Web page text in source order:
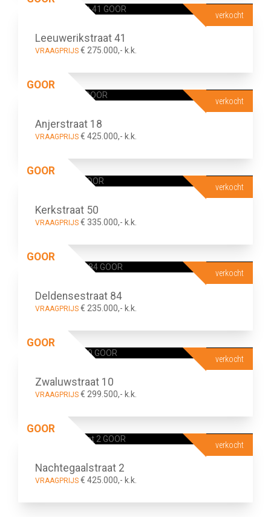
verkocht
Leeuwerikstraat 41
VRAAGPRIJS € 275.000,- k.k.
verkocht
GOOR
Anjerstraat 18
VRAAGPRIJS € 425.000,- k.k.
verkocht
GOOR
Kerkstraat 50
VRAAGPRIJS € 335.000,- k.k.
verkocht
GOOR
Deldensestraat 84
VRAAGPRIJS € 235.000,- k.k.
verkocht
GOOR
Zwaluwstraat 10
VRAAGPRIJS € 299.500,- k.k.
verkocht
GOOR
Nachtegaalstraat 2
VRAAGPRIJS € 425.000,- k.k.